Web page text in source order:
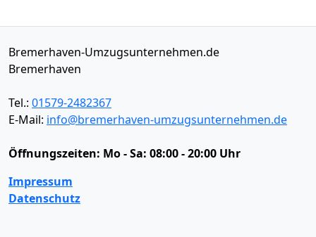
Bremerhaven-Umzugsunternehmen.de
Bremerhaven
Tel.: 01579-2482367
E-Mail: info@bremerhaven-umzugsunternehmen.de
Öffnungszeiten: Mo - Sa: 08:00 - 20:00 Uhr
Impressum
Datenschutz